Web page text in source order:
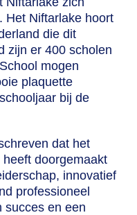
Het Niftarlake hoort
die dit
zijn er 400 scholen
mogen
plaquette
bij de
dat het
doorgemaakt
innovatief
professioneel
succes en een